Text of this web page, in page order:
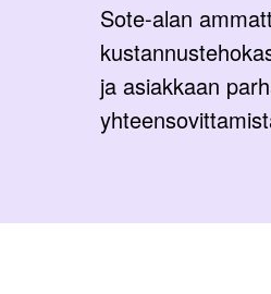
Sote-alan
ja asiakkaan